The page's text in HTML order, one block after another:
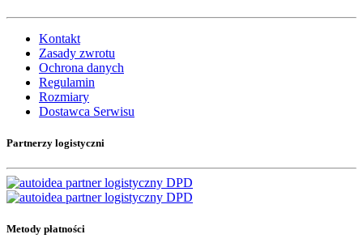
Kontakt
Zasady zwrotu
Ochrona danych
Regulamin
Rozmiary
Dostawca Serwisu
Partnerzy logistyczni
Metody płatności